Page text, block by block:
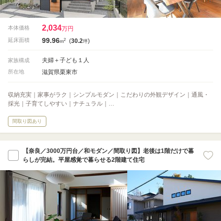
本体価格 2,034万円
延床面積 99.96m2 (30.2坪)
家族構成 夫婦＋子ども１人
所在地 滋賀県栗東市
収納充実｜家事がラク｜シンプルモダン｜こだわりの外観デザイン｜通風・
採光｜子育てしやすい｜ナチュラル｜…
間取り図あり
【奈良／3000万円台／和モダン／間取り図】老後は1階だけで暮
らしが完結。平屋感覚で暮らせる2階建て住宅